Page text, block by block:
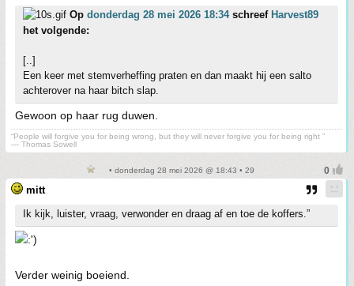
Op donderdag 28 mei 2026 18:34schreef Harvest89
het volgende:
[..]
Een keer met stemverheffing praten en dan maakt hij een salto
achterover na haar bitch slap.
Gewoon op haar rug duwen.
“People will forgive you for being wrong, but they will never forgive you for being right ”
― Thomas Sowell
• donderdag 28 mei 2026 @ 18:43 • 29
mitt
Ik kijk, luister, vraag, verwonder en draag af en toe de koffers.”
Verder weinig boeiend.